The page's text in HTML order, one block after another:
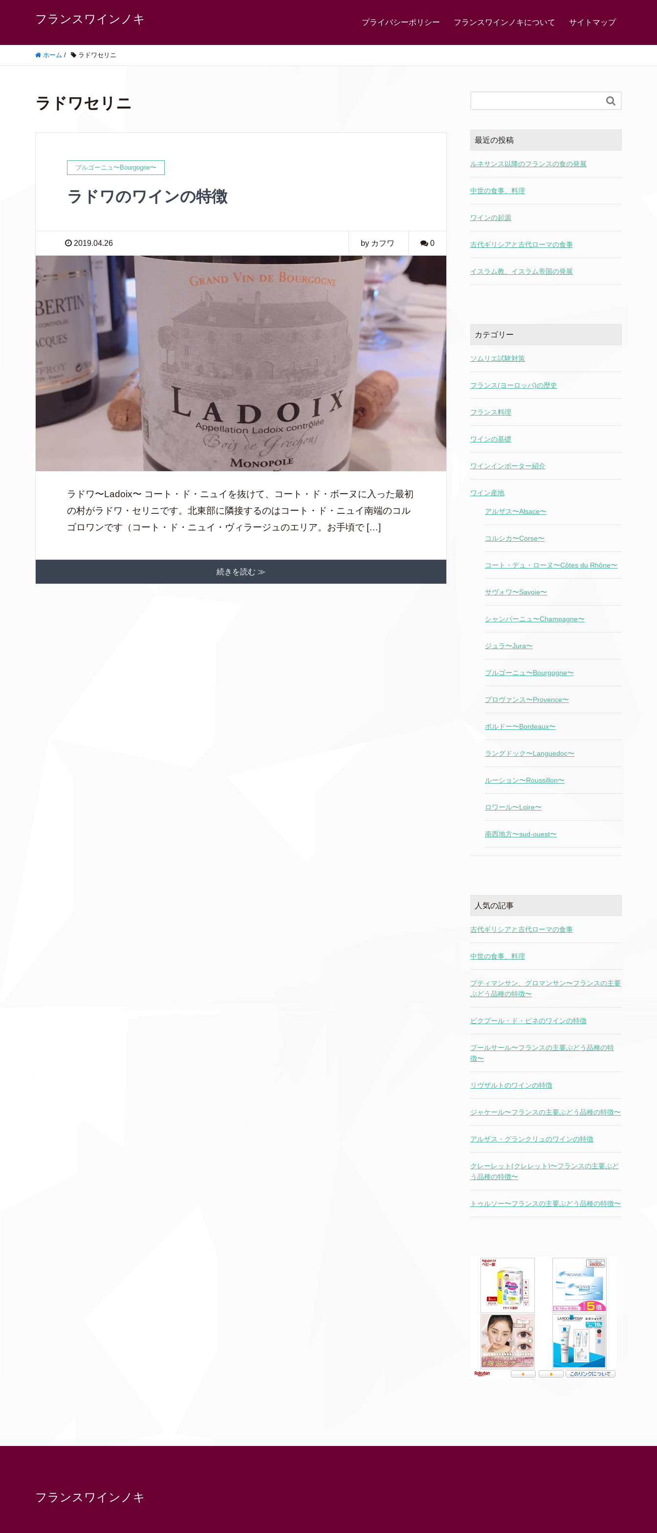
フランスワインノキ プライバシーポリシー フランスワインノキについて サイトマップ
ホーム / ラドワセリニ
ラドワセリニ
ブルゴーニュ〜Bourgogne〜
ラドワのワインの特徴
2019.04.26 by カフワ 0
ラドワ〜Ladoix〜 コート・ド・ニュイを抜けて、コート・ド・ボーヌに入った最初
の村がラドワ・セリニです。北東部に隣接するのはコート・ド・ニュイ南端のコル
ゴロワンです（コート・ド・ニュイ・ヴィラージュのエリア。お手頃で […]
続きを読む ≫

最近の投稿
ルネサンス以降のフランスの食の発展
中世の食事、料理
ワインの起源
古代ギリシアと古代ローマの食事
イスラム教、イスラム帝国の発展
カテゴリー
ソムリエ試験対策
フランス(ヨーロッパ)の歴史
フランス料理
ワインの基礎
ワインインポーター紹介
ワイン産地
アルザス〜Alsace〜
コルシカ〜Corse〜
コート・デュ・ローヌ〜Côtes du Rhône〜
サヴォワ〜Savoie〜
シャンパーニュ〜Champagne〜
ジュラ〜Jura〜
ブルゴーニュ〜Bourgogne〜
プロヴァンス〜Provence〜
ボルドー〜Bordeaux〜
ラングドック〜Languedoc〜
ルーション〜Roussillon〜
ロワール〜Loire〜
南西地方〜sud-ouest〜
人気の記事
古代ギリシアと古代ローマの食事
中世の食事、料理
プティマンサン、グロマンサン〜フランスの主要
ぶどう品種の特徴〜
ピクプール・ド・ピネのワインの特徴
プールサール〜フランスの主要ぶどう品種の特
徴〜
リヴザルトのワインの特徴
ジャケール〜フランスの主要ぶどう品種の特徴〜
アルザス・グランクリュのワインの特徴
クレーレット(クレレット)〜フランスの主要ぶど
う品種の特徴〜
トゥルソー〜フランスの主要ぶどう品種の特徴〜
フランスワインノキ